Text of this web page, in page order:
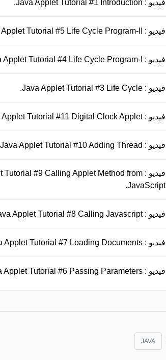
فيديو :
فيديو :
فيديو :
فيديو :
فيديو : Java Applet Tutorial #11 Digital Clock Applet.
فيديو :
فيديو : Tutorial #9 Calling Applet Method from
JavaScript.
فيديو : Java Applet Tutorial #8 Calling Javascript.
فيديو :
فيديو :
JAVA